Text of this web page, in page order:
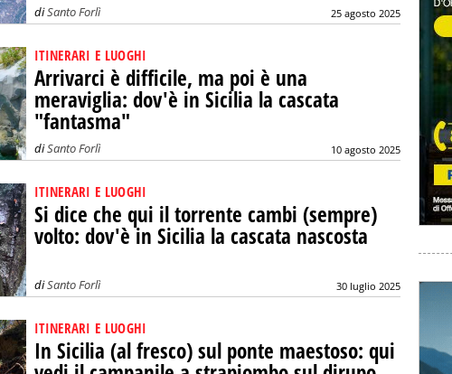
diSanto Forlì 25 agosto 2025
ITINERARI E LUOGHI
Arrivarci è difficile, ma poi è una
meraviglia: dov'è in Sicilia la cascata
"fantasma"
diSanto Forlì 10 agosto 2025
ITINERARI E LUOGHI
Si dice che qui il torrente cambi (sempre)
volto: dov'è in Sicilia la cascata nascosta
diSanto Forlì 30 luglio 2025
ITINERARI E LUOGHI
In Sicilia (al fresco) sul ponte maestoso: qui